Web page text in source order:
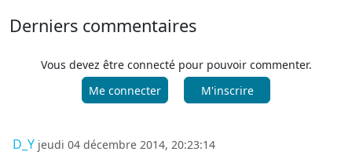
Derniers commentaires
Vous devez être connecté pour pouvoir commenter.
Me connecter
M'inscrire
D_Y jeudi 04 décembre 2014, 20:23:14